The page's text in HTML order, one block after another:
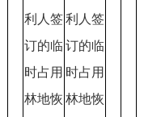
利人签
订的临
时占用
林地恢
利人签
订的临
时占用
林地恢